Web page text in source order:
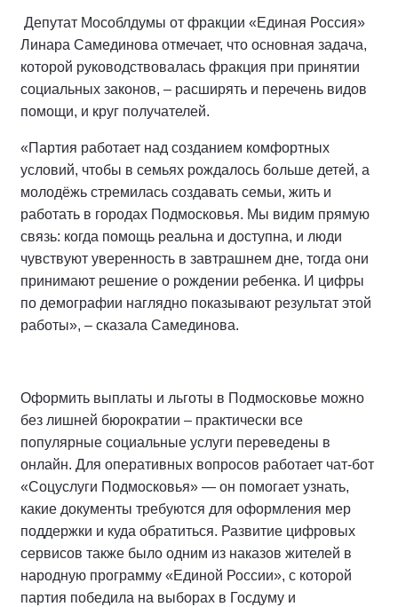
Депутат Мособлдумы от фракции «Единая Россия»
Линара Самединова отмечает, что основная задача,
которой руководствовалась фракция при принятии
социальных законов, – расширять и перечень видов
помощи, и круг получателей.
«Партия работает над созданием комфортных
условий, чтобы в семьях рождалось больше детей, а
молодёжь стремилась создавать семьи, жить и
работать в городах Подмосковья. Мы видим прямую
связь: когда помощь реальна и доступна, и люди
чувствуют уверенность в завтрашнем дне, тогда они
принимают решение о рождении ребенка. И цифры
по демографии наглядно показывают результат этой
работы», – сказала Самединова.
Оформить выплаты и льготы в Подмосковье можно
без лишней бюрократии – практически все
популярные социальные услуги переведены в
онлайн. Для оперативных вопросов работает чат-бот
«Соцуслуги Подмосковья» — он помогает узнать,
какие документы требуются для оформления мер
поддержки и куда обратиться. Развитие цифровых
сервисов также было одним из наказов жителей в
народную программу «Единой России», с которой
партия победила на выборах в Госдуму и